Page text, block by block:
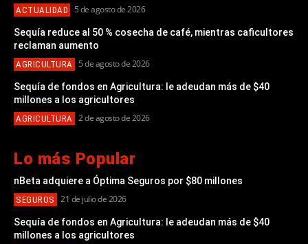
ACTUALIDAD 5 de agosto de 2026
Sequía reduce al 50 % cosecha de café, mientras caficultores
reclaman aumento
AGRICULTURA 5 de agosto de 2026
Sequía de fondos en Agricultura: le adeudan más de $40
millones a los agricultores
AGRICULTURA 2 de agosto de 2026
Lo más Popular
nBeta adquiere a Óptima Seguros por $80 millones
SEGUROS 21 de julio de 2026
Sequía de fondos en Agricultura: le adeudan más de $40
millones a los agricultores